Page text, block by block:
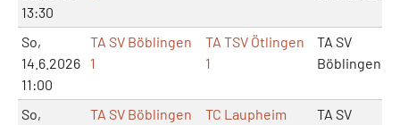
13:30
So,
14.6.2026
11:00
TA SV Böblingen
1
TA TSV Ötlingen
1
TA SV
Böblingen
So,
TA SV Böblingen
TC Laupheim
TA SV